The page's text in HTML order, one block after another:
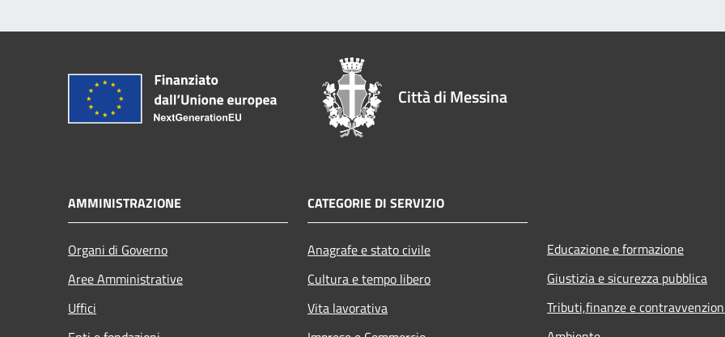
Città di Messina
AMMINISTRAZIONE
Organi di Governo
Aree Amministrative
Uffici
CATEGORIE DI SERVIZIO
Anagrafe e stato civile
Cultura e tempo libero
Vita lavorativa
Educazione e formazione
Giustizia e sicurezza pubblica
Tributi,finanze e